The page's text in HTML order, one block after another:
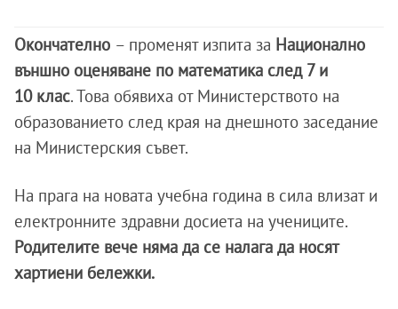
Окончателно – променят изпита за Национално
външно оценяване по математика след 7 и
10 клас. Това обявиха от Министерството на
образованието след края на днешното заседание
на Министерския съвет.
На прага на новата учебна година в сила влизат и
електронните здравни досиета на учениците.
Родителите вече няма да се налага да носят
хартиени бележки.